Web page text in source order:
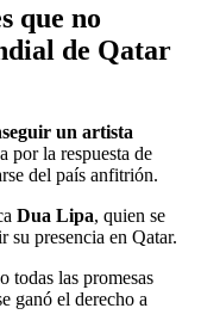
que no
de Qatar
un artista
por la respuesta de
del país anfitrión.
Dua Lipa, quien se
su presencia en Qatar.
todas las promesas
ganó el derecho a